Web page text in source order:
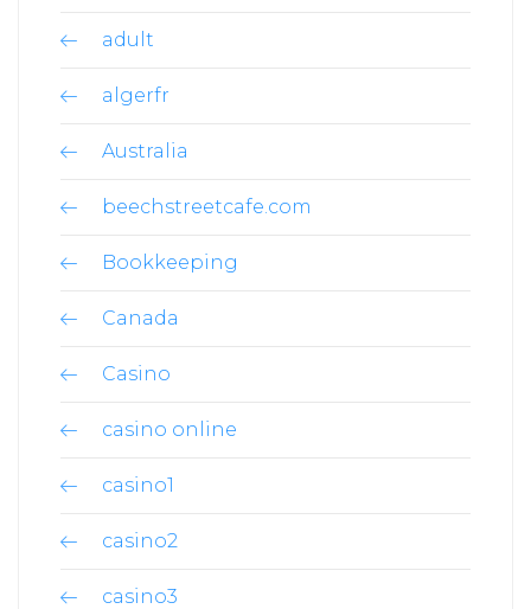
adult
algerfr
Australia
beechstreetcafe.com
Bookkeeping
Canada
Casino
casino online
casino1
casino2
casino3